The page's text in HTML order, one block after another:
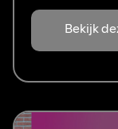
Bekijk